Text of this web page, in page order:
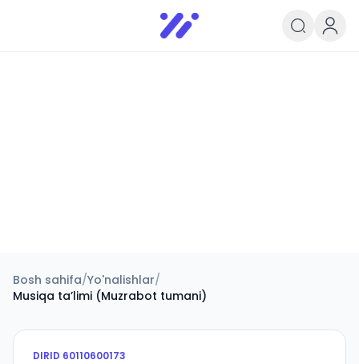
Infoedu
Ta&#039;lim xabarlari va
Bosh sahifa/Yo'nalishlar/
Musiqa taʼlimi (Muzrabot tumani)
DIRID 60110600173